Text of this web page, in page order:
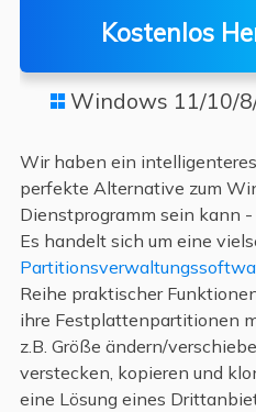
Kostenlos
 Windows 11/10/
Wir haben ein
perfekte Alternative zum
Dienstprogramm sein kann
Es handelt sich um eine
Reihe praktischer
ihre Festplattenpartitionen
z.B. Größe ändern/
verstecken, kopieren und
eine Lösung eines